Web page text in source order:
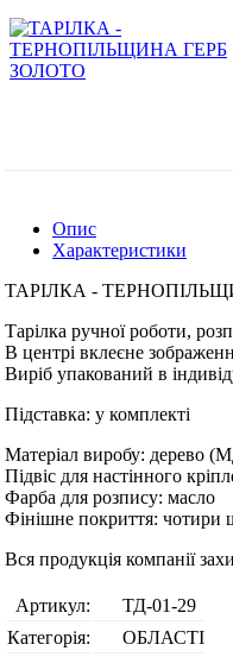
Опис
Характеристики
ТАРІЛКА -
Тарілка ручної роботи,
В центрі вклеєне
Виріб упакований в
Підставка: у комплекті
Матеріал виробу: дерево
Підвіс для настінного
Фарба для розпису: масло
Фінішне покриття: чотири
Вся продукція компанії
Артикул:
ТД-01-29
Категорія:
ОБЛАСТІ